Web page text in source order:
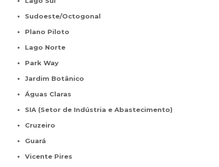
Sudoeste/Octogonal
Plano Piloto
Lago Norte
Park Way
Jardim Botânico
Águas Claras
SIA (Setor de Indústria e Abastecimento)
Cruzeiro
Guará
Vicente Pires